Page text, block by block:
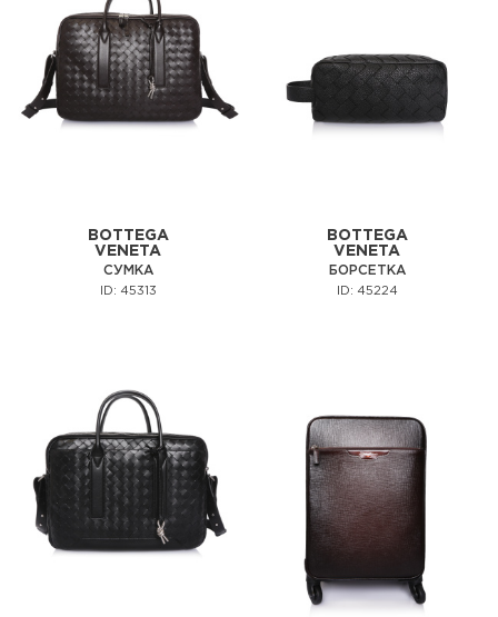
BOTTEGA
VENETA
СУМКА
ID: 45313
BOTTEGA
VENETA
БОРСЕТКА
ID: 45224